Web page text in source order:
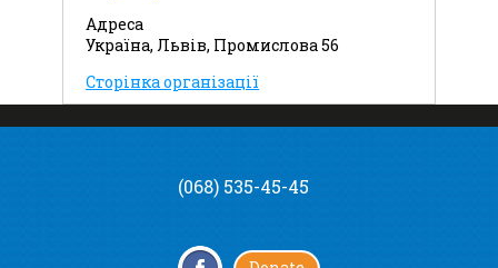
Адреса
Україна, Львів, Промислова 56
Сторінка організації
(068) 535-45-45